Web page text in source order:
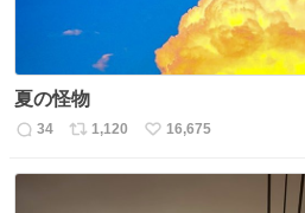
夏の怪物
返
34
リ
1,120
い
16,675